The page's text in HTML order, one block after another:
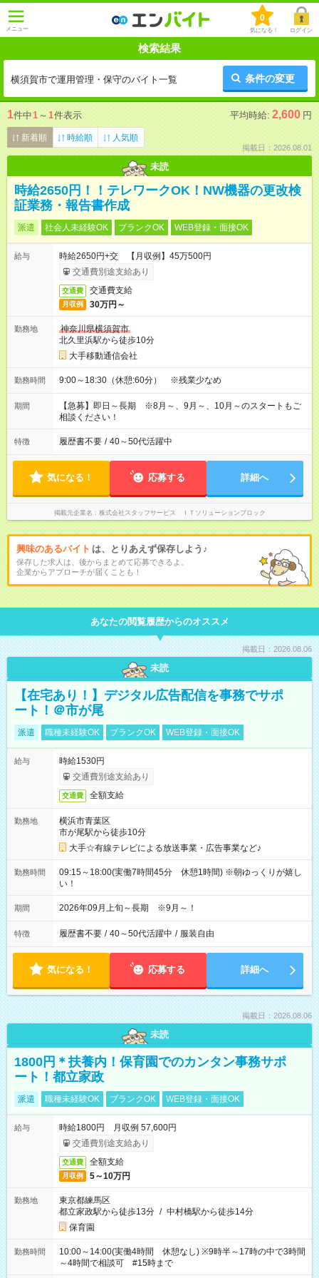
メニュー
0
気になる！ ログイン
検索結果
横須賀市で運用管理・保守のバイト一覧 条件の変更
1件中1 ～ 1件表示 平均時給: 2,600 円
新着順 時給順 人気順
掲載日：2026.08.01
未読
時給2650円！！テレワークOK！NW機器の更改検
証業務・報告書作成
派遣 社会人未経験OK ブランクOK WEB登録・面接OK
給与
時給2650円+交 【月収例】45万500円
交通費別途支給あり
交通費 交通費支給
月収例 30万円～
勤務地
神奈川県横須賀市
北久里浜駅から徒歩10分
大手移動通信会社
勤務時間 9:00～18:30（休憩:60分） ※残業少なめ
期間
【急募】即日～長期 ※8月～、9月～、10月～のスタートもご
相談ください！
特徴 履歴書不要 / 40～50代活躍中
気になる！ 応募する 詳細へ
掲載元企業名 株式会社スタッフサービス ＩＴソリューションブロック
興味のあるバイト は、とりあえず保存しよう♪
保存した求人は、後からまとめて応募できるよ。
企業からアプローチが届くことも！
あなたの閲覧履歴からのオススメ
掲載日：2026.08.06
未読
【在宅あり！】デジタル広告配信を事務でサポ
ート！＠市が尾
派遣 職種未経験OK ブランクOK WEB登録・面接OK
給与
時給1530円
交通費別途支給あり
交通費 全額支給
勤務地
横浜市青葉区
市が尾駅から徒歩10分
大手☆有線テレビによる放送事業・広告事業など♪
勤務時間
09:15～18:00(実働7時間45分 休憩1時間) ※朝ゆっくりが嬉し
い！
期間 2026年09月上旬～長期 ※9月～！
特徴 履歴書不要 / 40～50代活躍中 / 服装自由
気になる！ 応募する 詳細へ
掲載日：2026.08.06
未読
1800円＊扶養内！保育園でのカンタン事務サポ
ート！都立家政
派遣 職種未経験OK ブランクOK WEB登録・面接OK
給与
時給1800円 月収例 57,600円
交通費別途支給あり
交通費 全額支給
月収例 5～10万円
勤務地
東京都練馬区
都立家政駅から徒歩13分 / 中村橋駅から徒歩14分
保育園
勤務時間
10:00～14:00(実働4時間 休憩なし) ※9時半～17時の中で3時間
～4時間で相談可 #15時まで